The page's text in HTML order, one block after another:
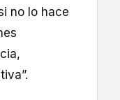
no lo hace